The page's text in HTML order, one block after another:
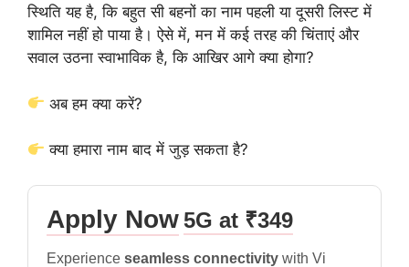
स्थिति यह है, कि बहुत सी बहनों का नाम पहली या दूसरी लिस्ट में
शामिल नहीं हो पाया है। ऐसे में, मन में कई तरह की चिंताएं और
सवाल उठना स्वाभाविक है, कि आखिर आगे क्या होगा?
अब हम क्या करें?
क्या हमारा नाम बाद में जुड़ सकता है?
Apply Now5G at ₹349
Experience seamless connectivity with Vi